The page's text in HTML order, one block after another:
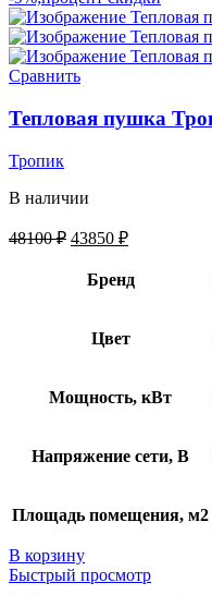
Сравнить
Тепловая пушка
Тропик
В наличии
48100₽ 43850 ₽
Бренд
Цвет
Мощность, кВт
Напряжение сети, В
Площадь помещения, м2
В корзину
Быстрый просмотр